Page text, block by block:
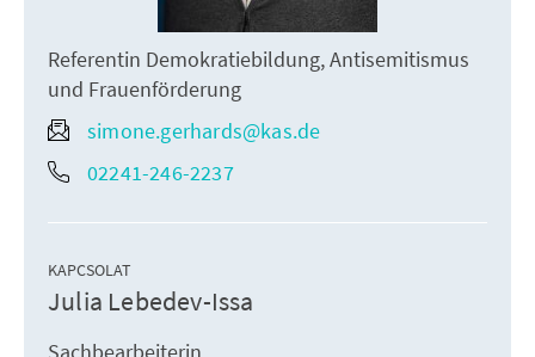
Referentin Demokratiebildung, Antisemitismus
und Frauenförderung
simone.gerhards@kas.de
02241-246-2237
KAPCSOLAT
Julia Lebedev-Issa